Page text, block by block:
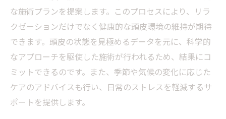
な施術プランを提案します。このプロセスにより、リラ
クゼーションだけでなく健康的な頭皮環境の維持が期待
できます。頭皮の状態を見極めるデータを元に、科学的
なアプローチを駆使した施術が行われるため、結果にコ
ミットできるのです。また、季節や気候の変化に応じた
ケアのアドバイスも行い、日常のストレスを軽減するサ
ポートを提供します。